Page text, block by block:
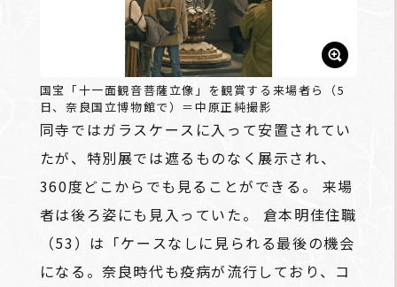
国宝「十一面観音菩薩立像」を観賞する来場者ら（5
日、奈良国立博物館で）＝中原正純撮影
同寺ではガラスケースに入って安置されてい
たが、特別展では遮るものなく展示され、
360度どこからでも見ることができる。 来場
者は後ろ姿にも見入っていた。 倉本明佳住職
（53）は「ケースなしに見られる最後の機会
になる。奈良時代も疫病が流行しており、コ